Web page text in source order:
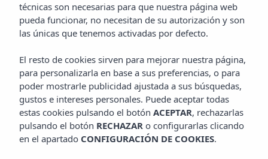
Hotel Vibra Beverly Playa
GASTRONOMÍA
Gastronomía
Gastronomía
técnicas son necesarias para que nuestra página web
pueda funcionar, no necesitan de su autorización y son
las únicas que tenemos activadas por defecto.
El resto de cookies sirven para mejorar nuestra página,
para personalizarla en base a sus preferencias, o para
poder mostrarle publicidad ajustada a sus búsquedas,
gustos e intereses personales. Puede aceptar todas
estas cookies pulsando el botón ACEPTAR, rechazarlas
pulsando el botón RECHAZAR o configurarlas clicando
en el apartado CONFIGURACIÓN DE COOKIES.